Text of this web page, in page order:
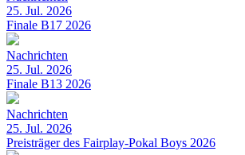
25. Jul. 2026
Finale B17 2026
Nachrichten
25. Jul. 2026
Finale B13 2026
Nachrichten
25. Jul. 2026
Preisträger des Fairplay-Pokal Boys 2026